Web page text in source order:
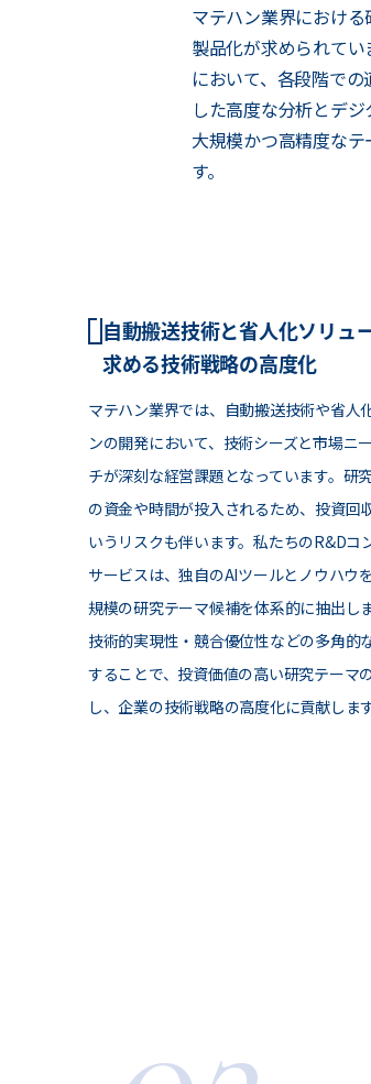
マテハン業界におけ
製品化が求められて
において、各段階で
した高度な分析とデ
大規模かつ高精度な
す。
自動搬送技術と省人化ソリュ
求める技術戦略の高度化
マテハン業界では、自動搬送技術や省人
ンの開発において、技術シーズと市場ニ
チが深刻な経営課題となっています。研
の資金や時間が投入されるため、投資回
いうリスクも伴います。私たちのR&Dコ
サービスは、独自のAIツールとノウハウ
規模の研究テーマ候補を体系的に抽出し
技術的実現性・競合優位性などの多角的
することで、投資価値の高い研究テーマ
し、企業の技術戦略の高度化に貢献します